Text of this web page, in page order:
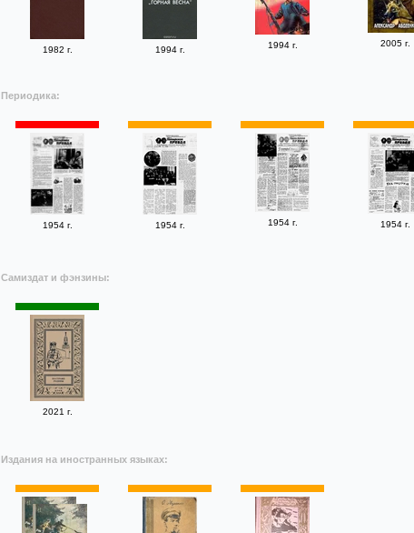
1982 г. 1994 г. 1994 г. 2005 г.
Периодика:
1954 г. 1954 г. 1954 г. 1954 г.
Самиздат и фэнзины:
2021 г.
Издания на иностранных языках: